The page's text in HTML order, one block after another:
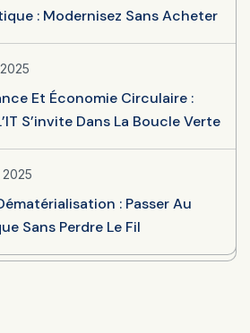
: Modernisez Sans Acheter
Et Économie Circulaire :
S’invite Dans La Boucle Verte
2025
: Passer Au
Sans Perdre Le Fil